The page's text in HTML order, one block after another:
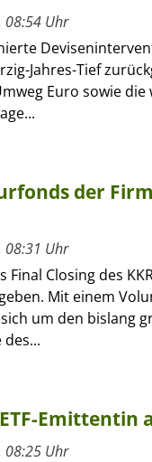
08:54 Uhr
Jahres-Tief
Euro sowie
der
08:31 Uhr
Final Closing des
Mit einem
um den bislang
des...
Emittentin
08:25 Uhr